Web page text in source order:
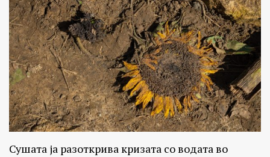
Сушата ја разоткрива кризата со водата во